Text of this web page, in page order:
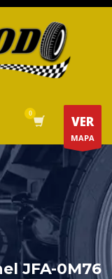
VER
MAPA
JFA-0M76